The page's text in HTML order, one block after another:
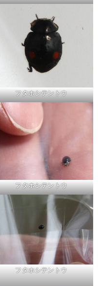
フタホシテントウ
フタホシテントウ
フタホシテントウ